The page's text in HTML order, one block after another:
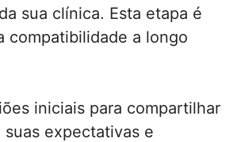
sua clínica. Esta etapa é
compatibilidade a longo
iniciais para compartilhar
expectativas e